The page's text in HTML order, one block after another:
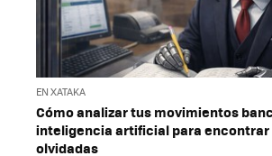
EN XATAKA
Cómo analizar tus movimientos
inteligencia artificial para
olvidadas